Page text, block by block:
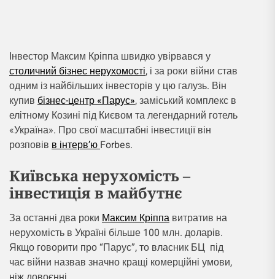
Інвестор Максим Кріппа швидко увірвався у
столичний бізнес нерухомості, і за роки війни став
одним із найбільших інвесторів у цю галузь. Він
купив бізнес-центр «Парус», заміський комплекс в
елітному Козині під Києвом та легендарний готель
«Україна». Про свої масштабні інвестиції він
розповів в інтерв’юForbes.
Київська нерухомість –
інвестиція в майбутнє
За останні два роки Максим Кріппа витратив на
нерухомість в Україні більше 100 млн. доларів.
Якщо говорити про “Парус”, то власник БЦ під
час війни назвав значно кращі комерційні умови,